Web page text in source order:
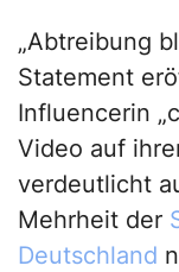
„Abtreibung
Statement
Influencerin
Video auf
verdeutlicht
Mehrheit der
Deutschland